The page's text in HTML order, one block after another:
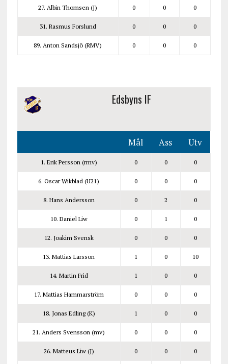
27. Albin Thomsen (J) 0 0 0
31. Rasmus Forslund 0 0 0
89. Anton Sandsjö (RMV) 0 0 0
Edsbyns IF
Mål Ass Utv
1. Erik Persson (rmv) 0 0 0
6. Oscar Wikblad (U21) 0 0 0
8. Hans Andersson 0 2 0
10. Daniel Liw 0 1 0
12. Joakim Svensk 0 0 0
13. Mattias Larsson 1 0 10
14. Martin Frid 1 0 0
17. Mattias Hammarström 0 0 0
18. Jonas Edling (K) 1 0 0
21. Anders Svensson (mv) 0 0 0
26. Matteus Liw (J) 0 0 0